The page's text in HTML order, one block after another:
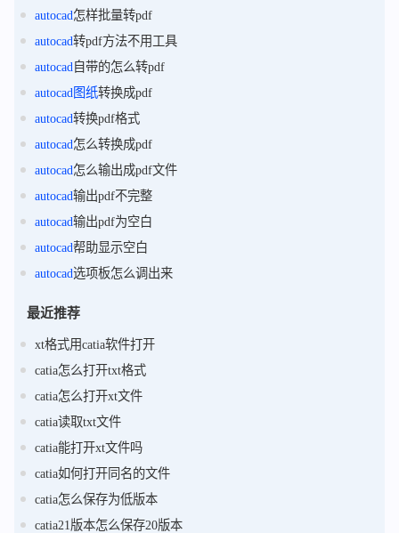
autocad怎样批量转pdf
autocad转pdf方法不用工具
autocad自带的怎么转pdf
autocad图纸转换成pdf
autocad转换pdf格式
autocad怎么转换成pdf
autocad怎么输出成pdf文件
autocad输出pdf不完整
autocad输出pdf为空白
autocad帮助显示空白
autocad选项板怎么调出来
最近推荐
xt格式用catia软件打开
catia怎么打开txt格式
catia怎么打开xt文件
catia读取txt文件
catia能打开xt文件吗
catia如何打开同名的文件
catia怎么保存为低版本
catia21版本怎么保存20版本